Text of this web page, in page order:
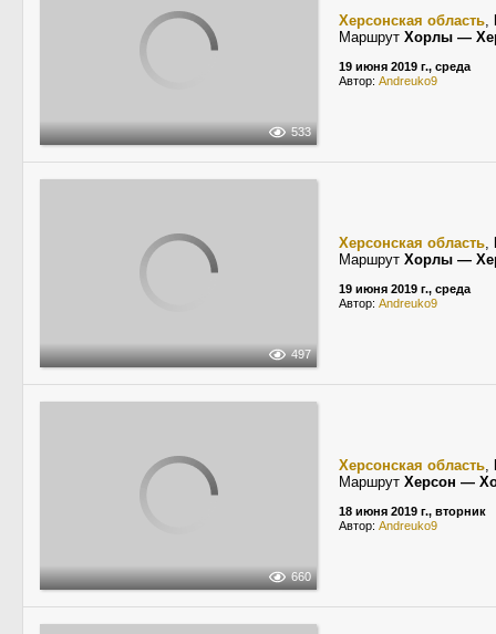
533
Херсонская область,
Маршрут Хорлы —
19 июня 2019 г., среда
Автор: Andreuko9
497
Херсонская область,
Маршрут Хорлы —
19 июня 2019 г., среда
Автор: Andreuko9
660
Херсонская область,
Маршрут Херсон —
18 июня 2019 г., вторник
Автор: Andreuko9